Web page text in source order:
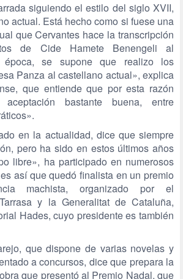
siguiendo el estilo del siglo XVII,
actual. Está hecho como si fuese una
que Cervantes hace la transcripción
de Cide Hamete Benengeli al
se supone que realizo los
Panza al castellano actual», explica
que entiende que por esta razón
bastante buena, entre
en la actualidad, dice que siempre
pero ha sido en estos últimos años
libre», ha participado en numerosos
así que quedó finalista en un premio
machista, organizado por el
y la Generalitat de Cataluña,
Hades, cuyo presidente es también
que dispone de varias novelas y
a concursos, dice que prepara la
que presentó al Premio Nadal, que